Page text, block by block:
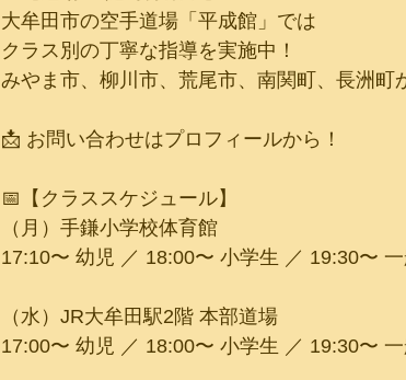
大牟田市の空手道場「平成館」では
クラス別の丁寧な指導を実施中！
みやま市、柳川市、荒尾市、南関町、長洲町
📩 お問い合わせはプロフィールから！
📅【クラススケジュール】
（月）手鎌小学校体育館
17:10〜 幼児 ／ 18:00〜 小学生 ／ 19:30〜
（水）JR大牟田駅2階 本部道場
17:00〜 幼児 ／ 18:00〜 小学生 ／ 19:30〜